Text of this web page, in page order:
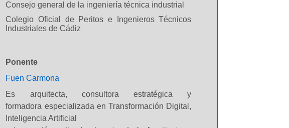
Consejo general de la ingeniería técnica industrial
Colegio Oficial de Peritos e Ingenieros Técnicos
Industriales de Cádiz
Ponente
Fuen Carmona
Es arquitecta, consultora estratégica y
formadora especializada en Transformación Digital,
Inteligencia Artificial
por una entidad comercial para
gratuito para los alumnos y
evento